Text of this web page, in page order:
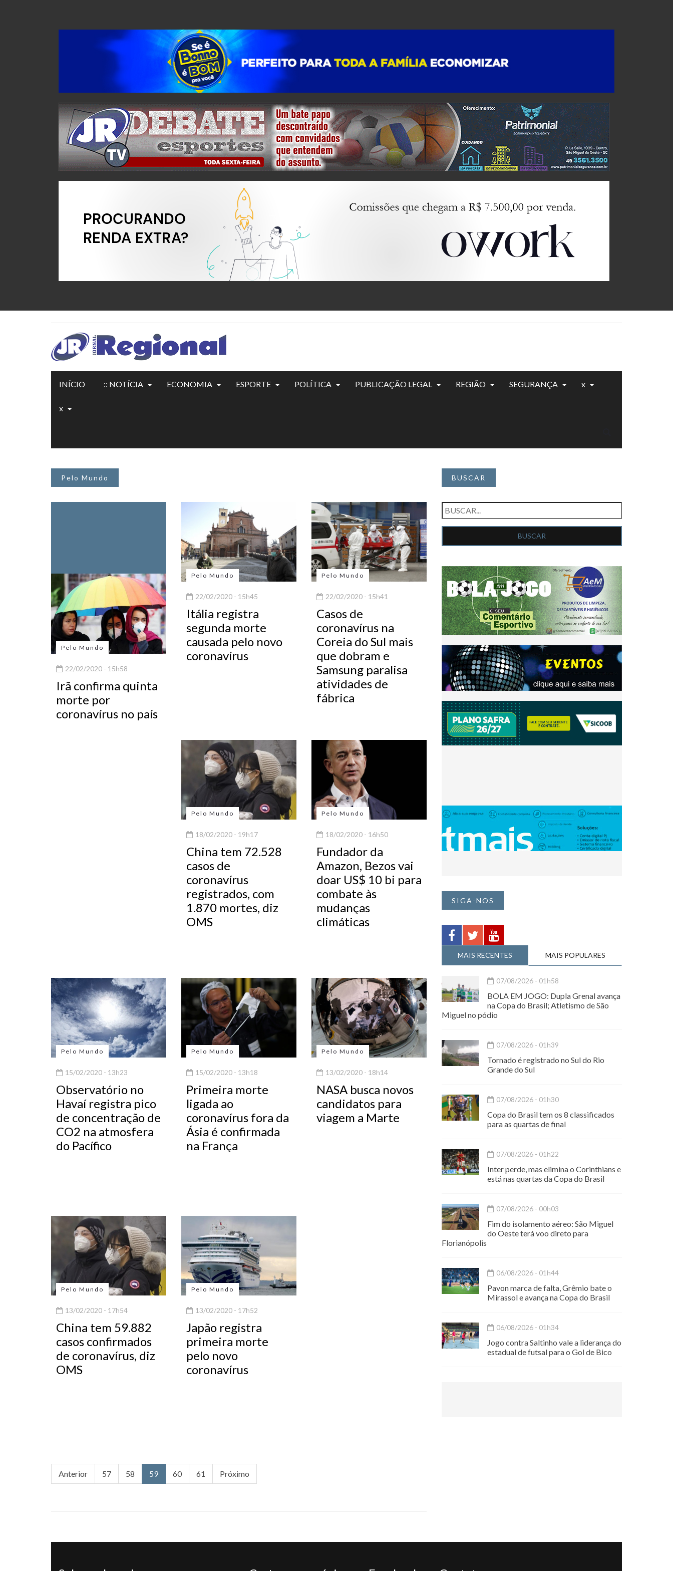
INÍCIO :: NOTÍCIA ECONOMIA ESPORTE POLÍTICA PUBLICAÇÃO LEGAL REGIÃO SEGURANÇA x
x
Pelo Mundo
Pelo Mundo
22/02/2020 - 15h58
Irã confirma quinta
morte por
coronavírus no país
Pelo Mundo
22/02/2020 - 15h45
Itália registra
segunda morte
causada pelo novo
coronavírus
Pelo Mundo
22/02/2020 - 15h41
Casos de
coronavírus na
Coreia do Sul mais
que dobram e
Samsung paralisa
atividades de
fábrica
Pelo Mundo
18/02/2020 - 19h17
China tem 72.528
casos de
coronavírus
registrados, com
1.870 mortes, diz
OMS
Pelo Mundo
18/02/2020 - 16h50
Fundador da
Amazon, Bezos vai
doar US$ 10 bi para
combate às
mudanças
climáticas
Pelo Mundo
15/02/2020 - 13h23
Observatório no
Havaí registra pico
de concentração de
CO2 na atmosfera
do Pacífico
Pelo Mundo
15/02/2020 - 13h18
Primeira morte
ligada ao
coronavírus fora da
Ásia é confirmada
na França
Pelo Mundo
13/02/2020 - 18h14
NASA busca novos
candidatos para
viagem a Marte
Pelo Mundo
13/02/2020 - 17h54
China tem 59.882
casos confirmados
de coronavírus, diz
OMS
Pelo Mundo
13/02/2020 - 17h52
Japão registra
primeira morte
pelo novo
coronavírus
Anterior 57 58 59 60 61 Próximo
BUSCAR
SIGA-NOS
MAIS RECENTES MAIS POPULARES
07/08/2026 - 01h58
BOLA EM JOGO: Dupla Grenal avança
na Copa do Brasil; Atletismo de São
Miguel no pódio
07/08/2026 - 01h39
Tornado é registrado no Sul do Rio
Grande do Sul
07/08/2026 - 01h30
Copa do Brasil tem os 8 classificados
para as quartas de final
07/08/2026 - 01h22
Inter perde, mas elimina o Corinthians e
está nas quartas da Copa do Brasil
07/08/2026 - 00h03
Fim do isolamento aéreo: São Miguel
do Oeste terá voo direto para
Florianópolis
06/08/2026 - 01h44
Pavon marca de falta, Grêmio bate o
Mirassol e avança na Copa do Brasil
06/08/2026 - 01h34
Jogo contra Saltinho vale a liderança do
estadual de futsal para o Gol de Bico